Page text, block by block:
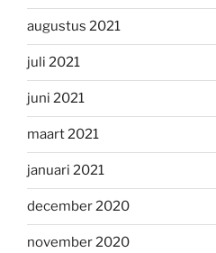
augustus 2021
juli 2021
juni 2021
maart 2021
januari 2021
december 2020
november 2020